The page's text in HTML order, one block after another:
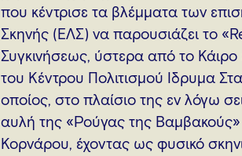
που κέντρισε τα βλέμματα των
Σκηνής (ΕΛΣ) να παρουσιάζει το
Συγκινήσεως, ύστερα από το
του Κέντρου Πολιτισμού Ίδρυμα
οποίος, στο πλαίσιο της εν λόγω
αυλή της «Ρούγας της Βαμβακούς»
Κορνάρου, έχοντας ως φυσικό